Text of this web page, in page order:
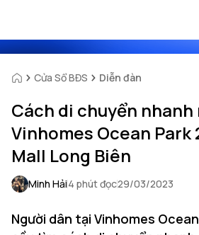
Cửa Sổ BĐS Diễn đàn
Cách di chuyển
Vinhomes Ocean Park
Mall Long Biên
Minh Hải4 phút đọc29/03/2023
Người dân tại Vinhomes